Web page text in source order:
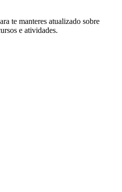
te manteres atualizado sobre
e atividades.